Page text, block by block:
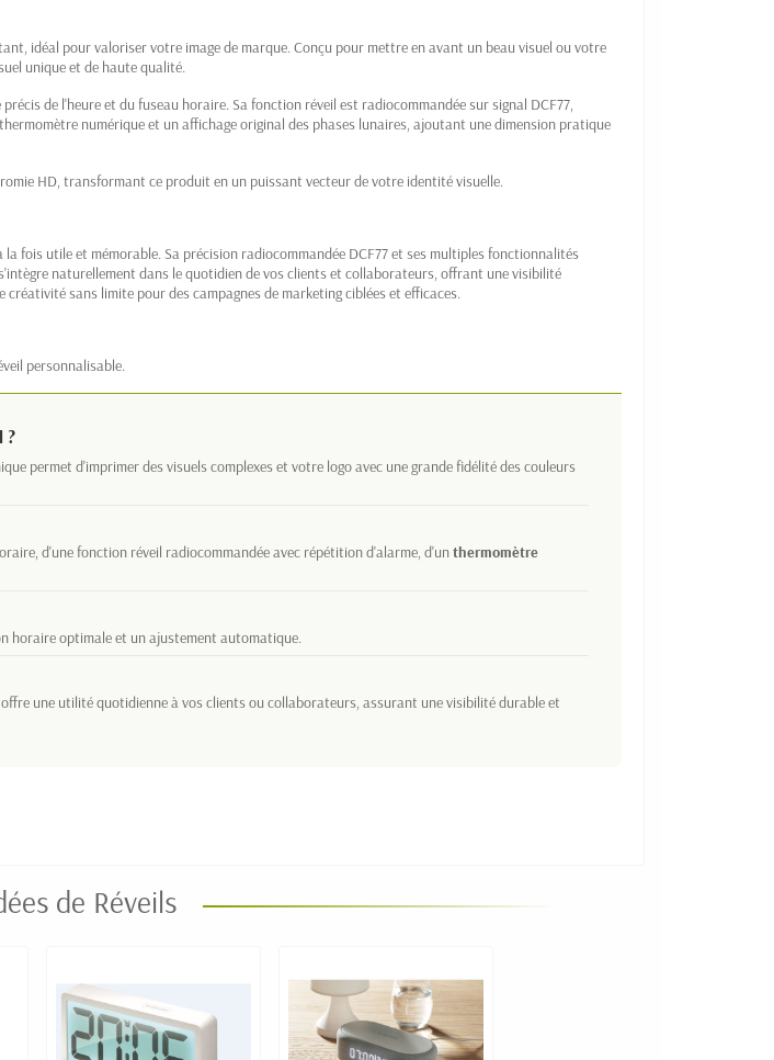
idéal pour valoriser votre image de marque. Conçu pour mettre en avant un beau visuel ou votre
unique et de haute qualité.
de l'heure et du fuseau horaire. Sa fonction réveil est radiocommandée sur signal DCF77,
numérique et un affichage original des phases lunaires, ajoutant une dimension pratique
HD, transformant ce produit en un puissant vecteur de votre identité visuelle.
fois utile et mémorable. Sa précision radiocommandée DCF77 et ses multiples fonctionnalités
naturellement dans le quotidien de vos clients et collaborateurs, offrant une visibilité
sans limite pour des campagnes de marketing ciblées et efficaces.
personnalisable.
?
permet d'imprimer des visuels complexes et votre logo avec une grande fidélité des couleurs
d'une fonction réveil radiocommandée avec répétition d'alarme, d'unthermomètre
horaire optimale et un ajustement automatique.
une utilité quotidienne à vos clients ou collaborateurs, assurant une visibilité durable et
de Réveils